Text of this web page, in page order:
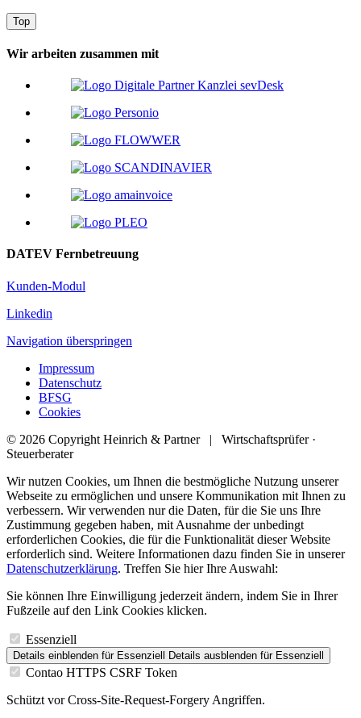
Top
Wir arbeiten zusammen mit
DATEV Fernbetreuung
Kunden-Modul
Linkedin
Navigation überspringen
Impressum
Datenschutz
BFSG
Cookies
© 2026 Copyright Heinrich & Partner | Wirtschaftsprüfer ·
Steuerberater
Wir nutzen Cookies, um Ihnen die bestmögliche Nutzung unserer
Webseite zu ermöglichen und unsere Kommunikation mit Ihnen zu
verbessern. Wir verwenden nur die Daten, für die Sie uns Ihre
Zustimmung gegeben haben, mit Ausnahme der unbedingt
erforderlichen Cookies, die für die Funktionalität dieser Website
erforderlich sind. Weitere Informationen dazu finden Sie in unserer
Datenschutzerklärung. Treffen Sie hier Ihre Auswahl:
Sie können Ihre Einwilligung jederzeit ändern, indem Sie in Ihrer
Fußzeile auf den Link Cookies klicken.
Essenziell
Details einblenden für Essenziell Details ausblenden für Essenziell
Contao HTTPS CSRF Token
Schützt vor Cross-Site-Request-Forgery Angriffen.